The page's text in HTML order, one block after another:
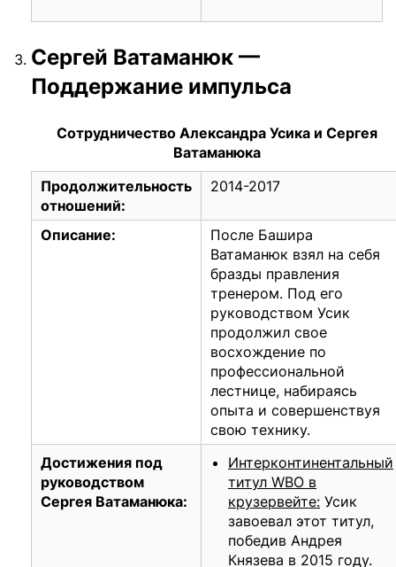
Сергей Ватаманюк —
Поддержание импульса
Сотрудничество Александра Усика и Сергея
Ватаманюка
Продолжительность
отношений:
2014-2017
Описание:
После Башира
Ватаманюк взял на себя
бразды правления
тренером. Под его
руководством Усик
продолжил свое
восхождение по
профессиональной
лестнице, набираясь
опыта и совершенствуя
свою технику.
Достижения под
руководством
Сергея Ватаманюка:
Интерконтинентальный
титул WBO в
крузервейте: Усик
завоевал этот титул,
победив Андрея
Князева в 2015 году.